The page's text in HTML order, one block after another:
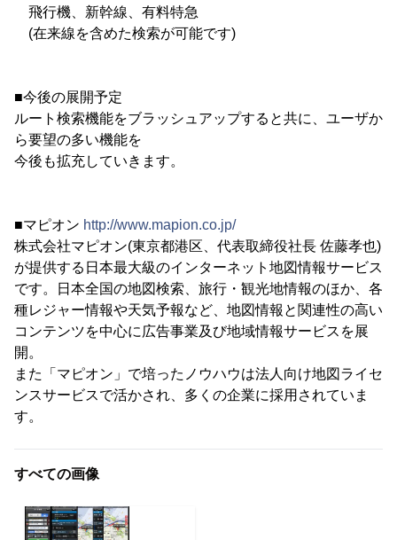
飛行機、新幹線、有料特急
(在来線を含めた検索が可能です)
■今後の展開予定
ルート検索機能をブラッシュアップすると共に、ユーザか
ら要望の多い機能を
今後も拡充していきます。
■マピオン http://www.mapion.co.jp/
株式会社マピオン(東京都港区、代表取締役社長 佐藤孝也)
が提供する日本最大級のインターネット地図情報サービス
です。日本全国の地図検索、旅行・観光地情報のほか、各
種レジャー情報や天気予報など、地図情報と関連性の高い
コンテンツを中心に広告事業及び地域情報サービスを展
開。
また「マピオン」で培ったノウハウは法人向け地図ライセ
ンスサービスで活かされ、多くの企業に採用されていま
す。
すべての画像